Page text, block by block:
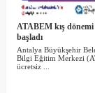
ATABEM kış
başladı
Antalya Büyükşehir
Bilgi Eğitim Merkezi
ücretsiz ...